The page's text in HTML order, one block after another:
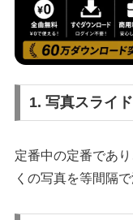
1. 写真スライ
定番中の定番であ
くの写真を等間隔